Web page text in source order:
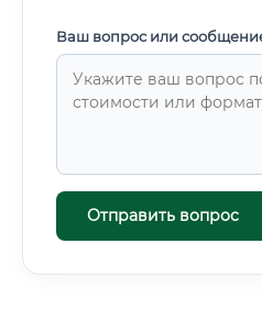
Ваш вопрос или
Отправить вопрос